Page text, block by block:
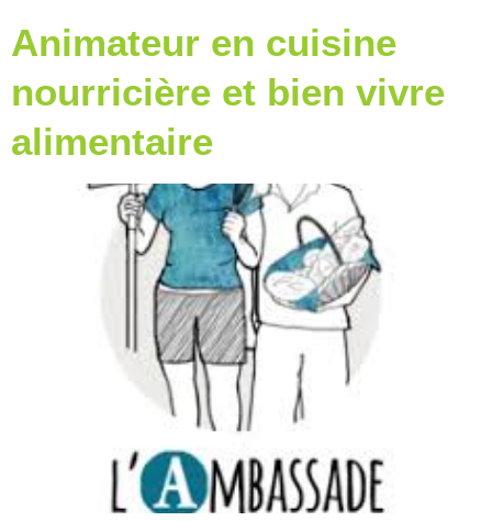
Animateur en cuisine
nourricière et bien vivre
alimentaire